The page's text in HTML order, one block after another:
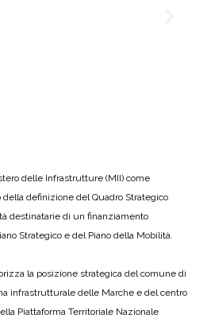
delle Infrastrutture (MII) come
definizione del Quadro Strategico
destinatarie di un finanziamento
Strategico e del Piano della Mobilità.
la posizione strategica del comune di
infrastrutturale delle Marche e del centro
Piattaforma Territoriale Nazionale